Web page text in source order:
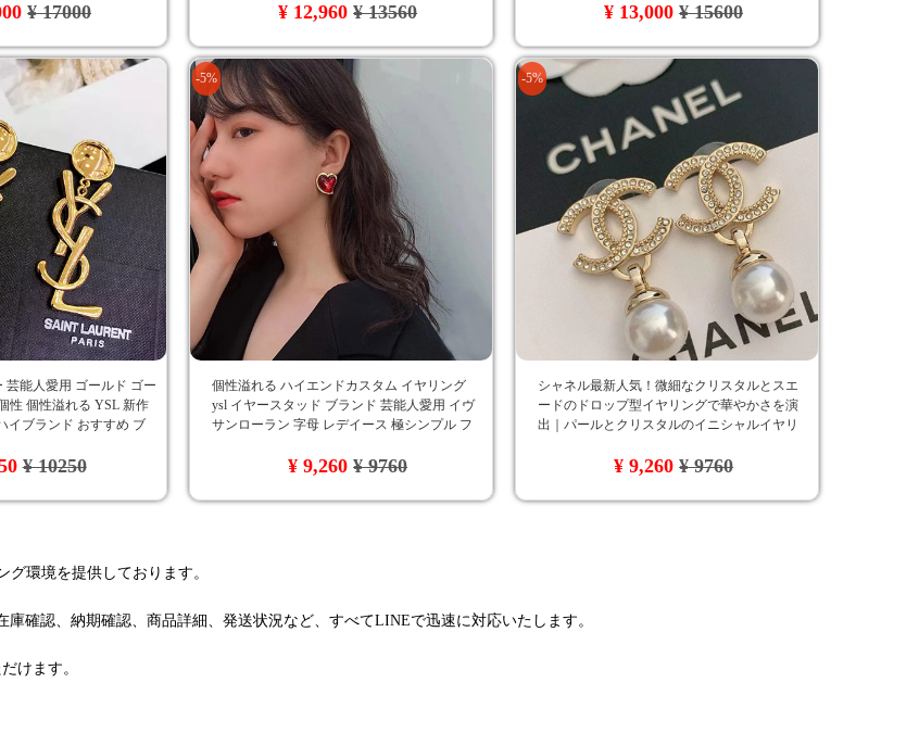
¥ 17000 ¥ 12,960¥ 13560 ¥ 13,000¥ 15600
芸能人愛用 ゴールド ゴー
性 個性溢れる YSL 新作
イブランド おすすめ ブ
¥ 10250
-5%
個性溢れる ハイエンドカスタム イヤリング
ysl イヤースタッド ブランド 芸能人愛用 イヴ
サンローラン 字母 レデイース 極シンプル フ
¥ 9,260¥ 9760
-5%
シャネル最新人気！微細なクリスタルとスエ
ードのドロップ型イヤリングで華やかさを演
出｜パールとクリスタルのイニシャルイヤリ
¥ 9,260¥ 9760
環境を提供しております。
確認、納期確認、商品詳細、発送状況など、すべてLINEで迅速に対応いたします。
けます。